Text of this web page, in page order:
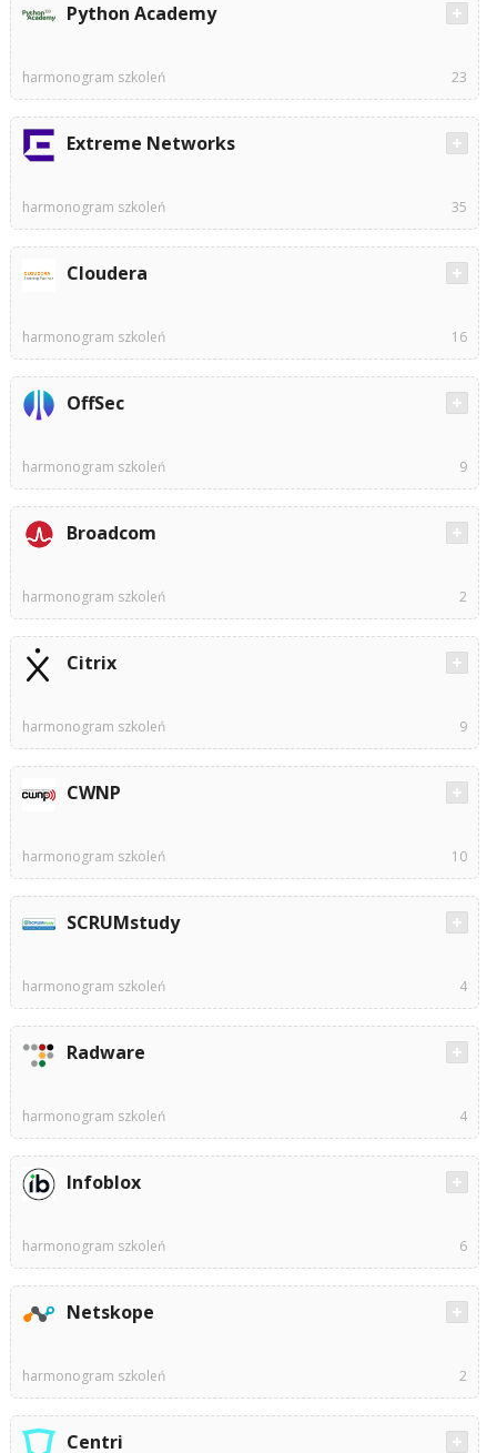
Python Academy
harmonogram szkoleń 23
Extreme Networks
harmonogram szkoleń 35
Cloudera
harmonogram szkoleń 16
OffSec
harmonogram szkoleń 9
Broadcom
harmonogram szkoleń 2
Citrix
harmonogram szkoleń 9
CWNP
harmonogram szkoleń 10
SCRUMstudy
harmonogram szkoleń 4
Radware
harmonogram szkoleń 4
Infoblox
harmonogram szkoleń 6
Netskope
harmonogram szkoleń 2
Centri